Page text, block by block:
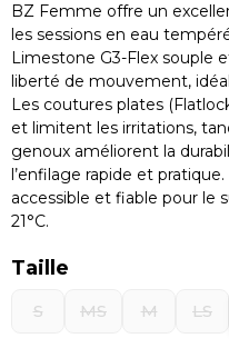
BZ Femme offre un
les sessions en eau
Limestone G3-Flex souple
liberté de mouvement,
Les coutures plates
et limitent les irritations,
genoux améliorent la
l’enfilage rapide et
accessible et fiable pour le
21°C.
Taille
S MS M LS